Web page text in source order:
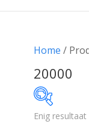
Home /
20000
Enig resultaat